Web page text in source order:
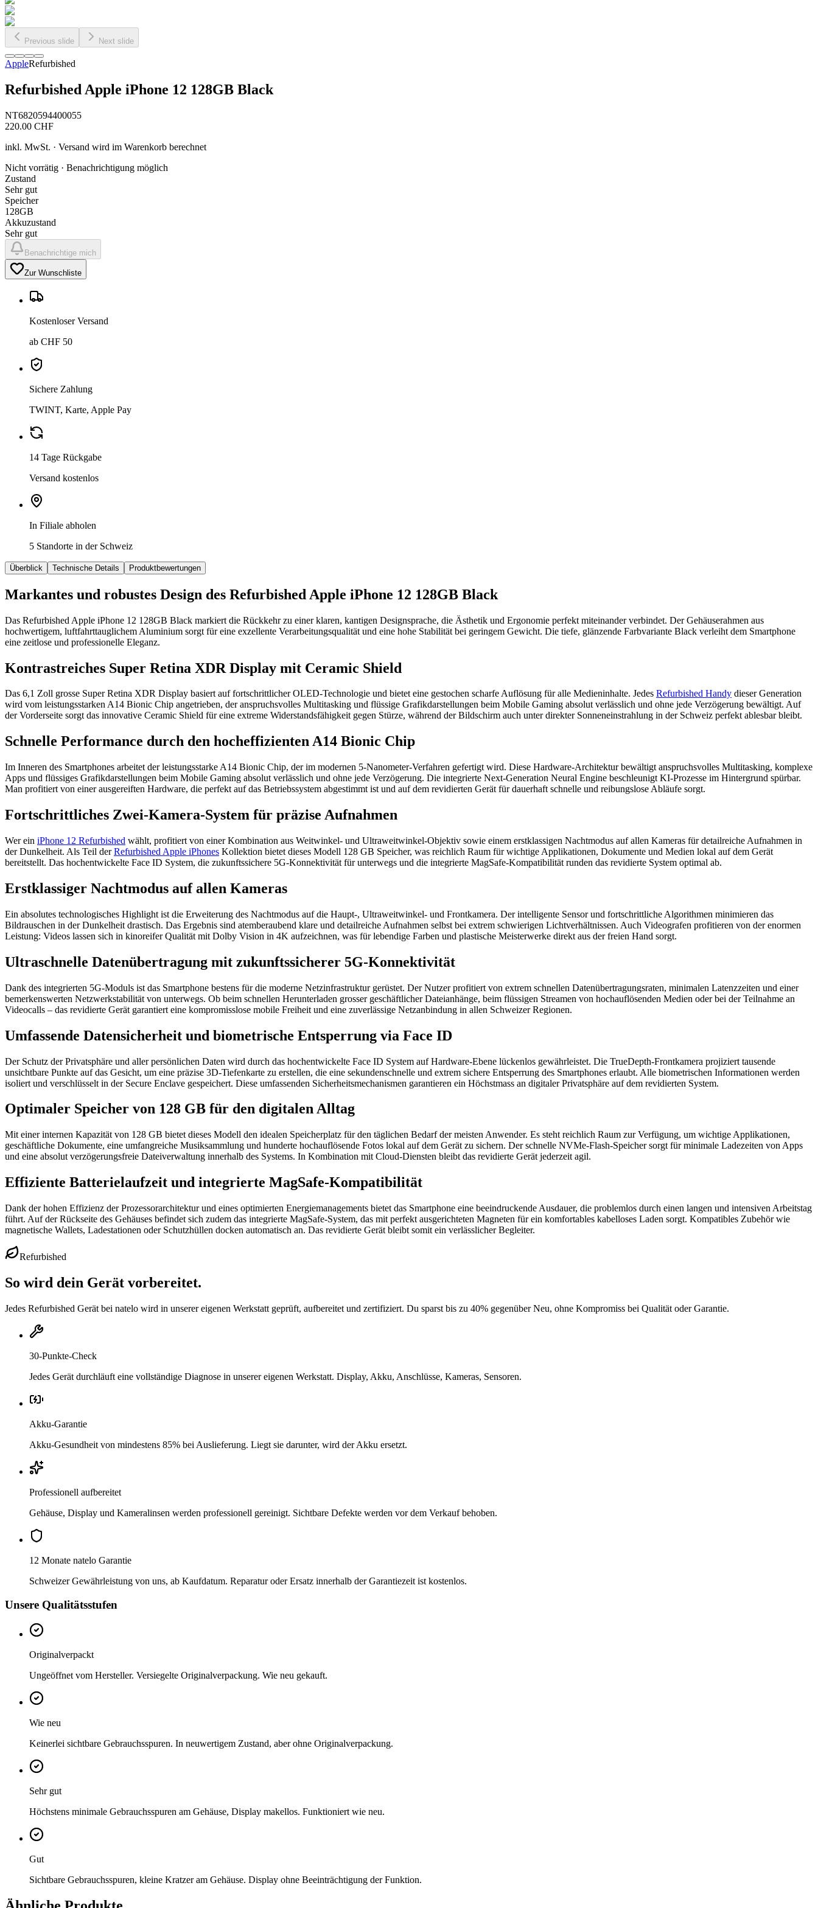
Previous slide Next slide
AppleRefurbished
Refurbished Apple iPhone 12 128GB Black
NT6820594400055
220.00 CHF
inkl. MwSt. · Versand wird im Warenkorb berechnet
Nicht vorrätig · Benachrichtigung möglich
Zustand
Sehr gut
Speicher
128GB
Akkuzustand
Sehr gut
Benachrichtige mich
Zur Wunschliste
Kostenloser Versand
ab CHF 50
Sichere Zahlung
TWINT, Karte, Apple Pay
14 Tage Rückgabe
Versand kostenlos
In Filiale abholen
5 Standorte in der Schweiz
Überblick Technische Details Produktbewertungen
Markantes und robustes Design des Refurbished Apple iPhone 12 128GB Black
Das Refurbished Apple iPhone 12 128GB Black markiert die Rückkehr zu einer klaren, kantigen Designsprache, die Ästhetik und Ergonomie perfekt miteinander verbindet. Der Gehäuserahmen aus
hochwertigem, luftfahrttauglichem Aluminium sorgt für eine exzellente Verarbeitungsqualität und eine hohe Stabilität bei geringem Gewicht. Die tiefe, glänzende Farbvariante Black verleiht dem Smartphone
eine zeitlose und professionelle Eleganz.
Kontrastreiches Super Retina XDR Display mit Ceramic Shield
Das 6,1 Zoll grosse Super Retina XDR Display basiert auf fortschrittlicher OLED-Technologie und bietet eine gestochen scharfe Auflösung für alle Medieninhalte. Jedes Refurbished Handy dieser Generation
wird vom leistungsstarken A14 Bionic Chip angetrieben, der anspruchsvolles Multitasking und flüssige Grafikdarstellungen beim Mobile Gaming absolut verlässlich und ohne jede Verzögerung bewältigt. Auf
der Vorderseite sorgt das innovative Ceramic Shield für eine extreme Widerstandsfähigkeit gegen Stürze, während der Bildschirm auch unter direkter Sonneneinstrahlung in der Schweiz perfekt ablesbar bleibt.
Schnelle Performance durch den hocheffizienten A14 Bionic Chip
Im Inneren des Smartphones arbeitet der leistungsstarke A14 Bionic Chip, der im modernen 5-Nanometer-Verfahren gefertigt wird. Diese Hardware-Architektur bewältigt anspruchsvolles Multitasking, komplexe
Apps und flüssiges Grafikdarstellungen beim Mobile Gaming absolut verlässlich und ohne jede Verzögerung. Die integrierte Next-Generation Neural Engine beschleunigt KI-Prozesse im Hintergrund spürbar.
Man profitiert von einer ausgereiften Hardware, die perfekt auf das Betriebssystem abgestimmt ist und auf dem revidierten Gerät für dauerhaft schnelle und reibungslose Abläufe sorgt.
Fortschrittliches Zwei-Kamera-System für präzise Aufnahmen
Wer ein iPhone 12 Refurbished wählt, profitiert von einer Kombination aus Weitwinkel- und Ultraweitwinkel-Objektiv sowie einem erstklassigen Nachtmodus auf allen Kameras für detailreiche Aufnahmen in
der Dunkelheit. Als Teil derRefurbished Apple iPhones Kollektion bietet dieses Modell 128 GB Speicher, was reichlich Raum für wichtige Applikationen, Dokumente und Medien lokal auf dem Gerät
bereitstellt. Das hochentwickelte Face ID System, die zukunftssichere 5G-Konnektivität für unterwegs und die integrierte MagSafe-Kompatibilität runden das revidierte System optimal ab.
Erstklassiger Nachtmodus auf allen Kameras
Ein absolutes technologisches Highlight ist die Erweiterung des Nachtmodus auf die Haupt-, Ultraweitwinkel- und Frontkamera. Der intelligente Sensor und fortschrittliche Algorithmen minimieren das
Bildrauschen in der Dunkelheit drastisch. Das Ergebnis sind atemberaubend klare und detailreiche Aufnahmen selbst bei extrem schwierigen Lichtverhältnissen. Auch Videografen profitieren von der enormen
Leistung: Videos lassen sich in kinoreifer Qualität mit Dolby Vision in 4K aufzeichnen, was für lebendige Farben und plastische Meisterwerke direkt aus der freien Hand sorgt.
Ultraschnelle Datenübertragung mit zukunftssicherer 5G-Konnektivität
Dank des integrierten 5G-Moduls ist das Smartphone bestens für die moderne Netzinfrastruktur gerüstet. Der Nutzer profitiert von extrem schnellen Datenübertragungsraten, minimalen Latenzzeiten und einer
bemerkenswerten Netzwerkstabilität von unterwegs. Ob beim schnellen Herunterladen grosser geschäftlicher Dateianhänge, beim flüssigen Streamen von hochauflösenden Medien oder bei der Teilnahme an
Videocalls – das revidierte Gerät garantiert eine kompromisslose mobile Freiheit und eine zuverlässige Netzanbindung in allen Schweizer Regionen.
Umfassende Datensicherheit und biometrische Entsperrung via Face ID
Der Schutz der Privatsphäre und aller persönlichen Daten wird durch das hochentwickelte Face ID System auf Hardware-Ebene lückenlos gewährleistet. Die TrueDepth-Frontkamera projiziert tausende
unsichtbare Punkte auf das Gesicht, um eine präzise 3D-Tiefenkarte zu erstellen, die eine sekundenschnelle und extrem sichere Entsperrung des Smartphones erlaubt. Alle biometrischen Informationen werden
isoliert und verschlüsselt in der Secure Enclave gespeichert. Diese umfassenden Sicherheitsmechanismen garantieren ein Höchstmass an digitaler Privatsphäre auf dem revidierten System.
Optimaler Speicher von 128 GB für den digitalen Alltag
Mit einer internen Kapazität von 128 GB bietet dieses Modell den idealen Speicherplatz für den täglichen Bedarf der meisten Anwender. Es steht reichlich Raum zur Verfügung, um wichtige Applikationen,
geschäftliche Dokumente, eine umfangreiche Musiksammlung und hunderte hochauflösende Fotos lokal auf dem Gerät zu sichern. Der schnelle NVMe-Flash-Speicher sorgt für minimale Ladezeiten von Apps
und eine absolut verzögerungsfreie Dateiverwaltung innerhalb des Systems. In Kombination mit Cloud-Diensten bleibt das revidierte Gerät jederzeit agil.
Effiziente Batterielaufzeit und integrierte MagSafe-Kompatibilität
Dank der hohen Effizienz der Prozessorarchitektur und eines optimierten Energiemanagements bietet das Smartphone eine beeindruckende Ausdauer, die problemlos durch einen langen und intensiven Arbeitstag
führt. Auf der Rückseite des Gehäuses befindet sich zudem das integrierte MagSafe-System, das mit perfekt ausgerichteten Magneten für ein komfortables kabelloses Laden sorgt. Kompatibles Zubehör wie
magnetische Wallets, Ladestationen oder Schutzhüllen docken automatisch an. Das revidierte Gerät bleibt somit ein verlässlicher Begleiter.
Refurbished
So wird dein Gerät vorbereitet.
Jedes Refurbished Gerät bei natelo wird in unserer eigenen Werkstatt geprüft, aufbereitet und zertifiziert. Du sparst bis zu 40% gegenüber Neu, ohne Kompromiss bei Qualität oder Garantie.
30-Punkte-Check
Jedes Gerät durchläuft eine vollständige Diagnose in unserer eigenen Werkstatt. Display, Akku, Anschlüsse, Kameras, Sensoren.
Akku-Garantie
Akku-Gesundheit von mindestens 85% bei Auslieferung. Liegt sie darunter, wird der Akku ersetzt.
Professionell aufbereitet
Gehäuse, Display und Kameralinsen werden professionell gereinigt. Sichtbare Defekte werden vor dem Verkauf behoben.
12 Monate natelo Garantie
Schweizer Gewährleistung von uns, ab Kaufdatum. Reparatur oder Ersatz innerhalb der Garantiezeit ist kostenlos.
Unsere Qualitätsstufen
Originalverpackt
Ungeöffnet vom Hersteller. Versiegelte Originalverpackung. Wie neu gekauft.
Wie neu
Keinerlei sichtbare Gebrauchsspuren. In neuwertigem Zustand, aber ohne Originalverpackung.
Sehr gut
Höchstens minimale Gebrauchsspuren am Gehäuse, Display makellos. Funktioniert wie neu.
Gut
Sichtbare Gebrauchsspuren, kleine Kratzer am Gehäuse. Display ohne Beeinträchtigung der Funktion.